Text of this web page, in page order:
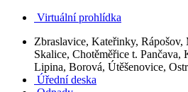
Virtuální prohlídka
Zbraslavice, Kateřinky, Rápošov,
Skalice, Chotěměřice t. Pančava,
Lipina, Borová, Útěšenovice,
Úřední deska